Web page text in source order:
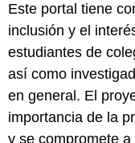
Este portal tiene
inclusión y el
estudiantes de
así como
en general. El
importancia de la
y se compromete